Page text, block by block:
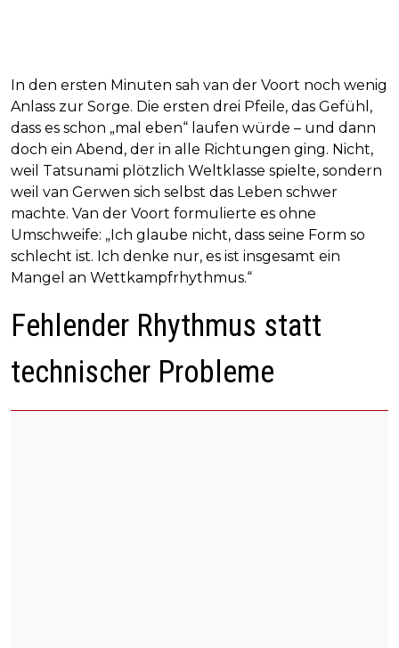
In den ersten Minuten sah van der Voort noch wenig
Anlass zur Sorge. Die ersten drei Pfeile, das Gefühl,
dass es schon „mal eben“ laufen würde – und dann
doch ein Abend, der in alle Richtungen ging. Nicht,
weil Tatsunami plötzlich Weltklasse spielte, sondern
weil van Gerwen sich selbst das Leben schwer
machte. Van der Voort formulierte es ohne
Umschweife: „Ich glaube nicht, dass seine Form so
schlecht ist. Ich denke nur, es ist insgesamt ein
Mangel an Wettkampfrhythmus.“
Fehlender Rhythmus statt
technischer Probleme